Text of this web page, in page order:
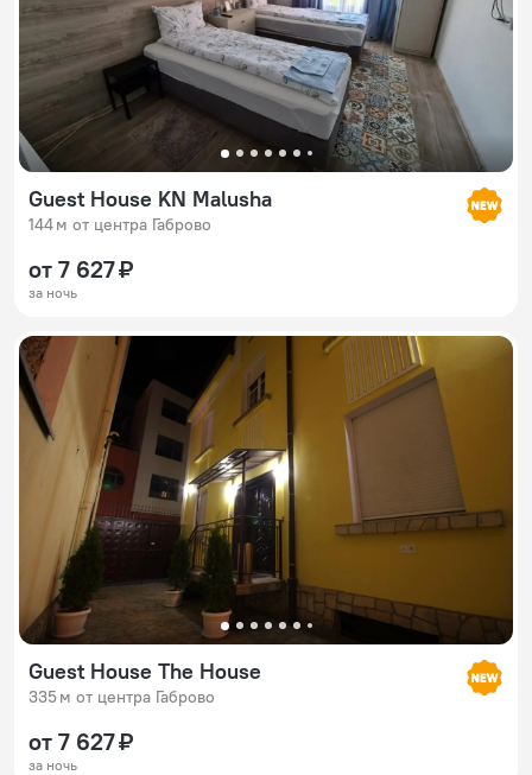
Guest House KN Malusha
144 м от центра Габрово
от 7 627 ₽
за ночь
Guest House The House
335 м от центра Габрово
от 7 627 ₽
за ночь